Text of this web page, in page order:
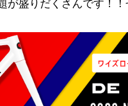
が盛りだくさんです！